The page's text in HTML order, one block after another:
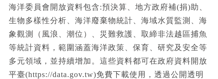
海洋委員會開放資料包含:預決算、地方政府補(捐)助、
生物多樣性分析、海洋廢棄物統計、海域水質監測、海
象觀測（風浪、潮位）、災難救護、取締非法越區捕魚
等統計資料，範圍涵蓋海洋政策、保育、研究及安全等
多元領域，並持續增加。這些資料都可在政府資料開放
平臺(https://data.gov.tw)免費下載使用，透過公開透明